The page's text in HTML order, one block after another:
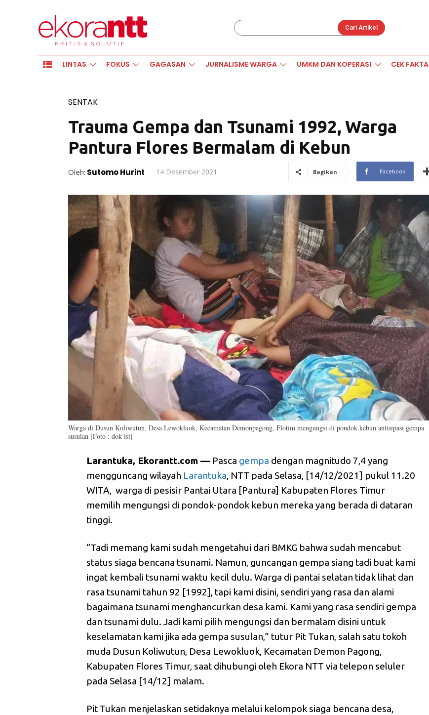
Cari Artikel
LINTAS FOKUS GAGASAN JURNALISME WARGA UMKM DAN KOPERASI CEK FAKTA
SENTAK
Trauma Gempa dan Tsunami 1992, Warga
Pantura Flores Bermalam di Kebun
Oleh: Sutomo Hurint 14 Desember 2021 Bagikan Facebook
Warga di Dusun Koliwutun, Desa Lewokluok, Kecamatan Demonpagong, Flotim mengungsi di pondok kebun antisipasi gempa
susulan [Foto : dok ist]
Larantuka, Ekorantt.com — Pasca gempa dengan magnitudo 7,4 yang
mengguncang wilayah Larantuka, NTT pada Selasa, [14/12/2021] pukul 11.20
WITA, warga di pesisir Pantai Utara [Pantura] Kabupaten Flores Timur
memilih mengungsi di pondok-pondok kebun mereka yang berada di dataran
tinggi.
“Tadi memang kami sudah mengetahui dari BMKG bahwa sudah mencabut
status siaga bencana tsunami. Namun, guncangan gempa siang tadi buat kami
ingat kembali tsunami waktu kecil dulu. Warga di pantai selatan tidak lihat dan
rasa tsunami tahun 92 [1992], tapi kami disini, sendiri yang rasa dan alami
bagaimana tsunami menghancurkan desa kami. Kami yang rasa sendiri gempa
dan tsunami dulu. Jadi kami pilih mengungsi dan bermalam disini untuk
keselamatan kami jika ada gempa susulan,” tutur Pit Tukan, salah satu tokoh
muda Dusun Koliwutun, Desa Lewokluok, Kecamatan Demon Pagong,
Kabupaten Flores Timur, saat dihubungi oleh Ekora NTT via telepon seluler
pada Selasa [14/12] malam.
Pit Tukan menjelaskan setidaknya melalui kelompok siaga bencana desa,